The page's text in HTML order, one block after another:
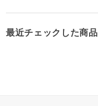
最近チェックした商品